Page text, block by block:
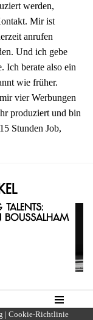
MENÜ
werden,
Mir ist
anrufen
Und ich gebe
Ich berate also ein
wie früher.
vier Werbungen
produziert und bin
Stunden Job,
Talents:
Boussalham
| Cookie-Richtlinie